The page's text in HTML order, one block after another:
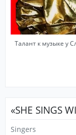
Талант к музыке у
«SHE SINGS
Singers